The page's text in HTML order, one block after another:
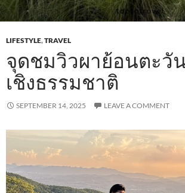
LIFESTYLE,TRAVEL
จุดชมวิวผาย้อนตะวั
เชิงธรรมชาติ
SEPTEMBER 14, 2025 LEAVE A COMMENT